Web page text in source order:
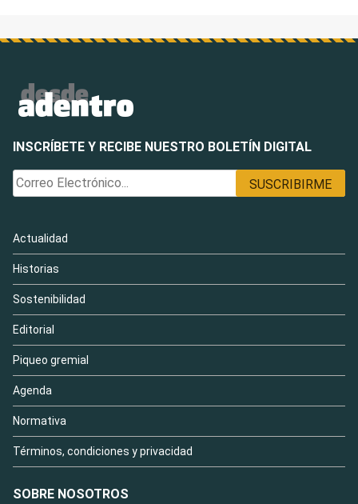
INSCRÍBETE Y RECIBE NUESTRO BOLETÍN DIGITAL
Actualidad
Historias
Sostenibilidad
Editorial
Piqueo gremial
Agenda
Normativa
Términos, condiciones y privacidad
SOBRE NOSOTROS